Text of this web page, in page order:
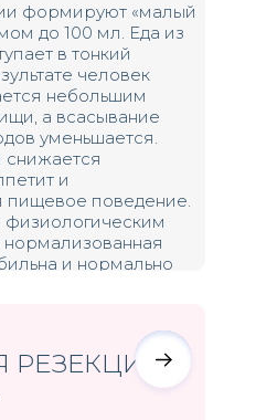
формируют «малый
до 100 мл. Еда из
в тонкий
человек
небольшим
а всасывание
уменьшается.
и
пищевое поведение.
нормализованная
и нормально
РЕЗЕКЦИЯ